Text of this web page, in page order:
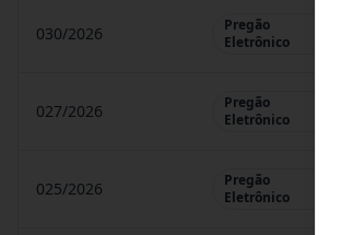
030/2026
Pregão
Eletrônico
027/2026
Pregão
Eletrônico
025/2026
Pregão
Eletrônico